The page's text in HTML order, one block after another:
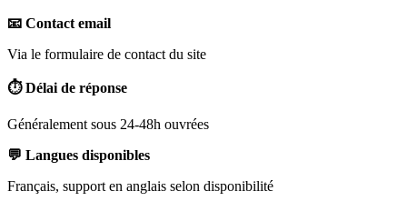
📧 Contact email
Via le formulaire de contact du site
⏱️ Délai de réponse
Généralement sous 24-48h ouvrées
💬 Langues disponibles
Français, support en anglais selon disponibilité